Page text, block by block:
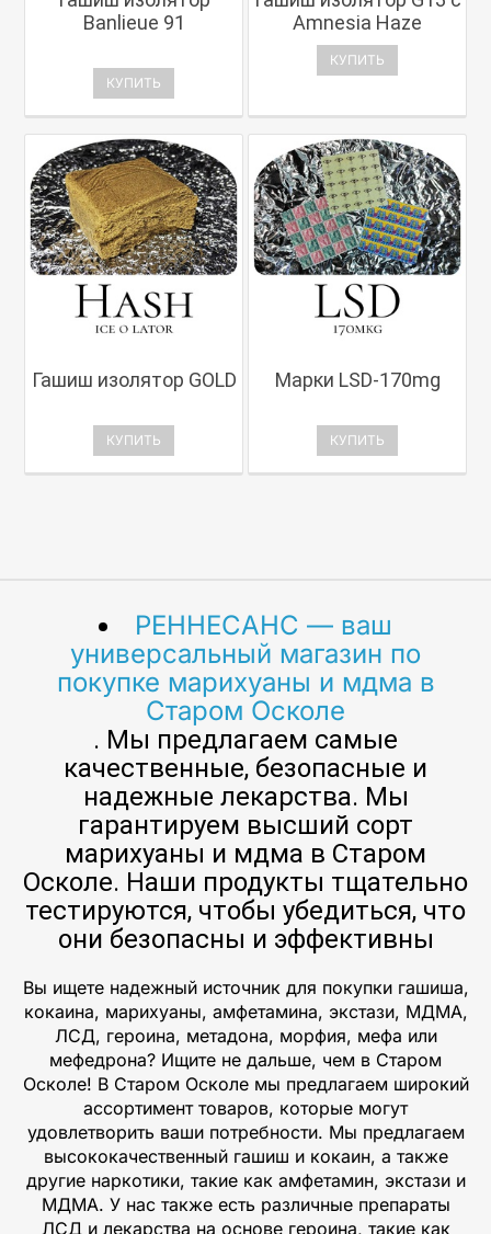
Banlieue 91
КУПИТЬ
Amnesia Haze
КУПИТЬ
Гашиш изолятор GOLD
КУПИТЬ
Марки LSD-170mg
КУПИТЬ
РЕННЕСАНС — ваш
универсальный магазин по
покупке марихуаны и мдма в
Старом Осколе
. Мы предлагаем самые
качественные, безопасные и
надежные лекарства. Мы
гарантируем высший сорт
марихуаны и мдма в Старом
Осколе. Наши продукты тщательно
тестируются, чтобы убедиться, что
они безопасны и эффективны
Вы ищете надежный источник для покупки гашиша,
кокаина, марихуаны, амфетамина, экстази, МДМА,
ЛСД, героина, метадона, морфия, мефа или
мефедрона? Ищите не дальше, чем в Старом
Осколе! В Старом Осколе мы предлагаем широкий
ассортимент товаров, которые могут
удовлетворить ваши потребности. Мы предлагаем
высококачественный гашиш и кокаин, а также
другие наркотики, такие как амфетамин, экстази и
МДМА. У нас также есть различные препараты
ЛСД и лекарства на основе героина, такие как